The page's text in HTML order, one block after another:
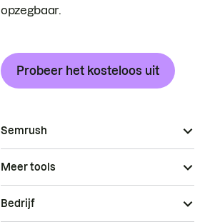
opzegbaar.
Probeer het kosteloos uit
Semrush
Meer tools
Bedrijf